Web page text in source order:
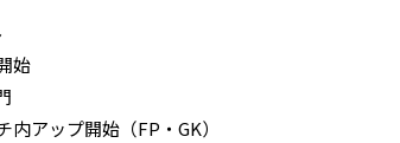
始
アップ開始（FP・GK）